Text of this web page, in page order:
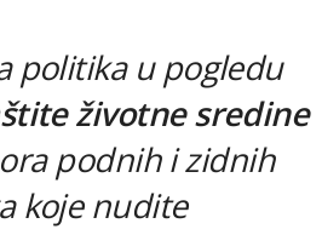
politika u pogledu
životne sredine
podnih i zidnih
koje nudite